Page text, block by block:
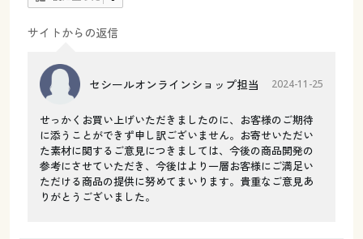
サイトからの返信
セシールオンラインショップ担当 2024-11-25
せっかくお買い上げいただきましたのに、お客様のご期待
に添うことができず申し訳ございません。お寄せいただい
た素材に関するご意見につきましては、今後の商品開発の
参考にさせていただき、今後はより一層お客様にご満足い
ただける商品の提供に努めてまいります。貴重なご意見あ
りがとうございました。